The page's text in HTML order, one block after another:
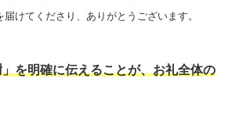
届けてくださり、ありがとうございます。
を明確に伝えることが、お礼全体の